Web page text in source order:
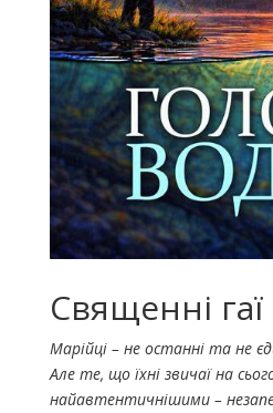
Священні гаї
Марійці – не останні та не
Але те, що їхні звичаї на
найавтентичнішими –